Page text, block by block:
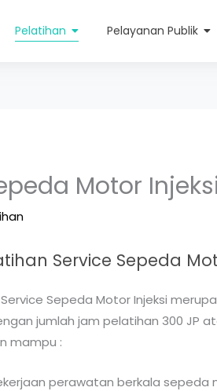
Pelatihan Pelayanan Publik
Motor
Service Sepeda
Sepeda Motor Injeksi
jumlah jam pelatihan 300 JP
mampu :
perawatan berkala